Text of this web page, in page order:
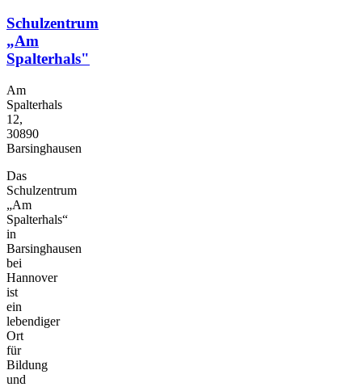
Schulzentrum
„Am
Spalterhals"
Am
Spalterhals
12,
30890
Barsinghausen
Das
Schulzentrum
„Am
Spalterhals“
in
Barsinghausen
bei
Hannover
ist
ein
lebendiger
Ort
für
Bildung
und